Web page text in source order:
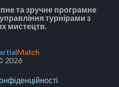
та зручне програмне
турнірами з
мистецтв.
Match
2026